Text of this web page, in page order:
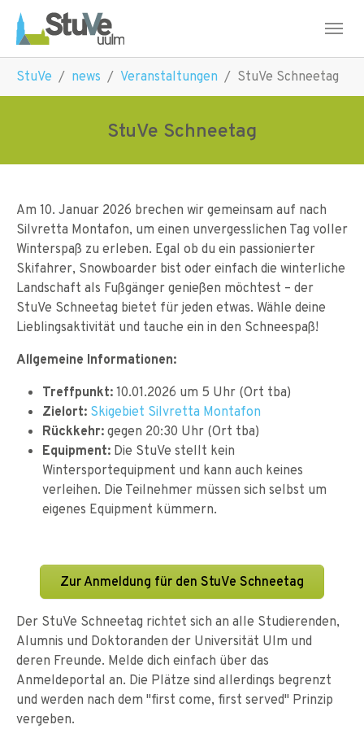
Skip to main navigation
Skip to main content
Skip to page footer
StuVe news Veranstaltungen StuVe Schneetag
StuVe Schneetag
Am 10. Januar 2026 brechen wir gemeinsam auf nach
Silvretta Montafon, um einen unvergesslichen Tag voller
Winterspaß zu erleben. Egal ob du ein passionierter
Skifahrer, Snowboarder bist oder einfach die winterliche
Landschaft als Fußgänger genießen möchtest – der
StuVe Schneetag bietet für jeden etwas. Wähle deine
Lieblingsaktivität und tauche ein in den Schneespaß!
Allgemeine Informationen:
Treffpunkt:10.01.2026 um 5 Uhr (Ort tba)
Zielort: Skigebiet Silvretta Montafon
Rückkehr:gegen 20:30 Uhr (Ort tba)
Equipment: Die StuVe stellt kein
Wintersportequipment und kann auch keines
verleihen. Die Teilnehmer müssen sich selbst um
eigenes Equipment kümmern.
Zur Anmeldung für den StuVe Schneetag
Der StuVe Schneetag richtet sich an alle Studierenden,
Alumnis und Doktoranden der Universität Ulm und
deren Freunde. Melde dich einfach über das
Anmeldeportal an. Die Plätze sind allerdings begrenzt
und werden nach dem "first come, first served" Prinzip
vergeben.